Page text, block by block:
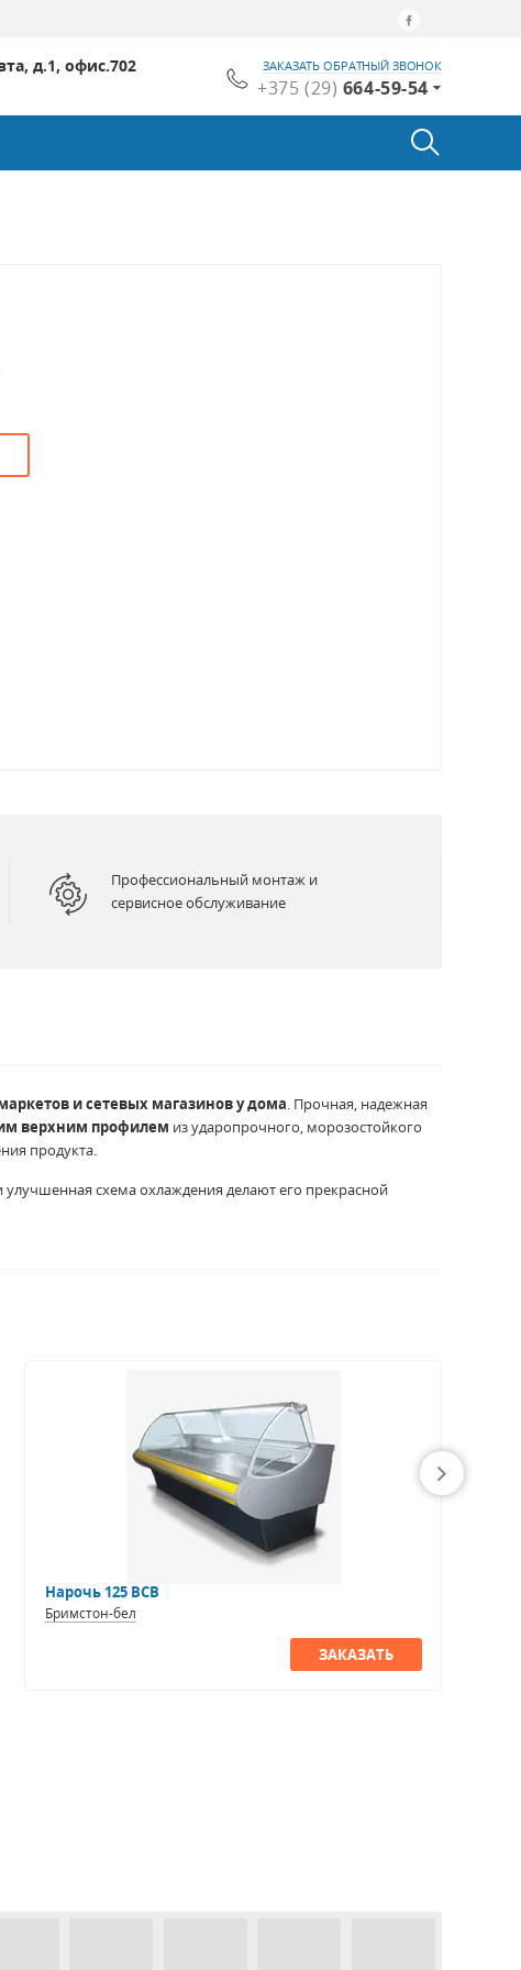
д.1, офис.702 ЗАКАЗАТЬ ОБРАТНЫЙ ЗВОНОК
+375 (29) 664-59-54
Профессиональный монтаж и
сервисное обслуживание
и сетевых магазинов у дома. Прочная, надежная
верхним профилем из ударопрочного, морозостойкого
продукта.
схема охлаждения делают его прекрасной
Нарочь 125 ВСВ
Бримстон-бел
ЗАКАЗАТЬ